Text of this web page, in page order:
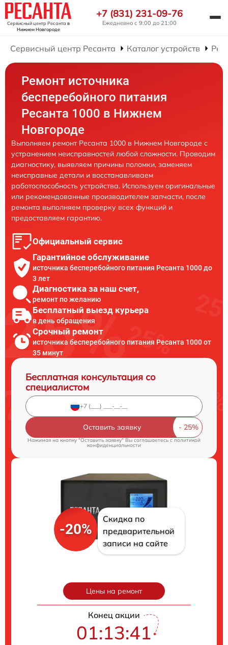
Сервисный центр Ресанта в
Нижнем Новгороде
+7 (831) 231-09-76
Ежедневно с 9:00 до 21:00
Сервисный центр Ресанта Каталог устройств
Ремонт источника
бесперебойного питания
Ресанта 1000 в Нижнем
Новгороде
Выполняем ремонт Ресанта 1000 в Нижнем Новгороде с
устранением неисправностей любой сложности. Проводим
диагностику, выявляем причины поломки, заменяем
неисправные детали и восстанавливаем
работоспособность устройства. Используем оригинальные
или рекомендованные производителем запчасти, после
ремонта выполняем проверку всех функций и
предоставляем гарантию.
Официальный сервис
Гарантийное обслуживание
источника бесперебойного питания Ресанта 1000 до
3 лет
Диагностика за наш счет,
ремонт по желанию
Бесплатный выезд курьера
в день обращения
Срочный ремонт
источника бесперебойного питания Ресанта 1000 от
35 минут
Бесплатная консультация со
специалистом
Оставить заявку
Нажимая на кнопку "Оставить заявку" Вы соглашаетесь cполитикой
конфиденциальности
-20%
Скидка по
предварительной
записи на сайте
Цены на ремонт
Конец акции
01:13:40